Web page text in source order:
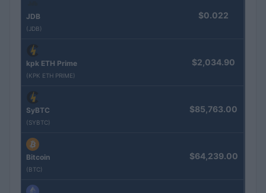
JDB
(JDB)
$0.022
kpk ETH Prime
(KPK ETH PRIME)
$2,034.90
SyBTC
(SYBTC)
$85,763.00
Bitcoin
(BTC)
$64,239.00